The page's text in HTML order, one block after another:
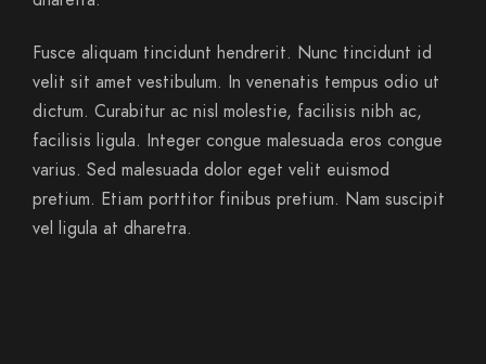
Fusce aliquam tincidunt hendrerit. Nunc tincidunt id
velit sit amet vestibulum. In venenatis tempus odio ut
dictum. Curabitur ac nisl molestie, facilisis nibh ac,
facilisis ligula. Integer congue malesuada eros congue
varius. Sed malesuada dolor eget velit euismod
pretium. Etiam porttitor finibus pretium. Nam suscipit
vel ligula at dharetra.